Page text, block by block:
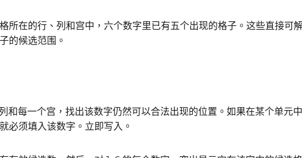
所在的行、列和宫中，六个数字里已有五个出现的格子。这些直接可
的候选范围。
和每一个宫，找出该数字仍然可以合法出现的位置。如果在某个单
须填入该数字。立即写入。